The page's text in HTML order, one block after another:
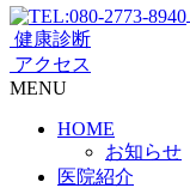
健康診断
アクセス
MENU
HOME
お知らせ
医院紹介